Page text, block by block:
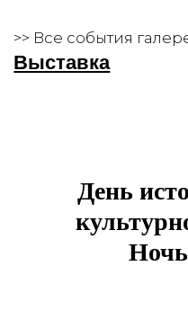
Выставка
День
Ночь